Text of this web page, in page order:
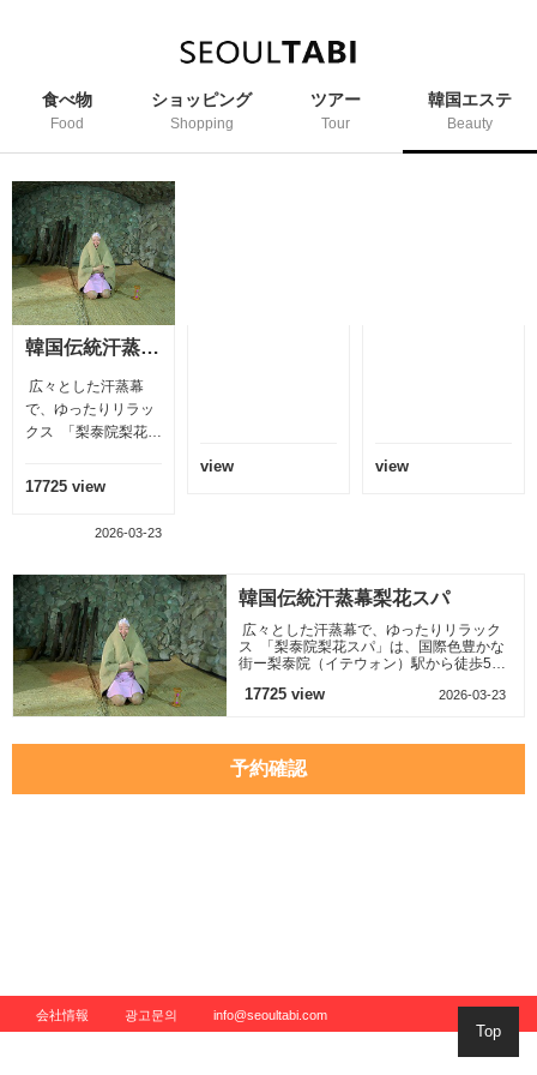
食べ物
Food
ショッピング
Shopping
ツアー
Tour
韓国エステ
Beauty
Top
韓国伝統汗蒸幕梨花スパ
広々とした汗蒸幕
で、ゆったりリラッ
クス 「梨泰院梨花ス
な街ー梨泰院（イテ
店内は、
17725 view
2026-03-23
view view
韓国伝統汗蒸幕梨花スパ
広々とした汗蒸幕で、ゆったりリラック
ス 「梨泰院梨花スパ」は、国際色豊かな
街ー梨泰院（イテウォン）駅から徒歩5分
る広々とした店内は、
17725 view 2026-03-23
予約確認
会社情報 광고문의 info@seoultabi.com